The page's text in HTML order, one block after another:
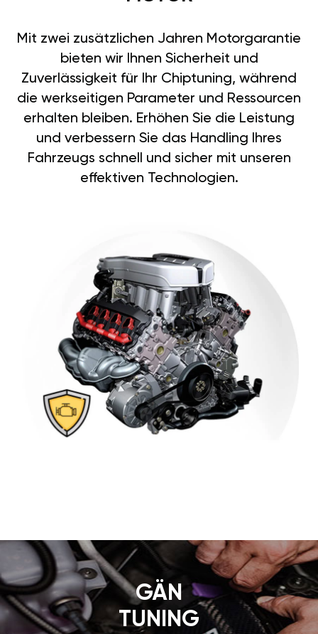
Mit zwei zusätzlichen Jahren Motorgarantie
bieten wir Ihnen Sicherheit und
Zuverlässigkeit für Ihr Chiptuning, während
die werkseitigen Parameter und Ressourcen
erhalten bleiben. Erhöhen Sie die Leistung
und verbessern Sie das Handling Ihres
Fahrzeugs schnell und sicher mit unseren
effektiven Technologien.
GÄN
TUNING